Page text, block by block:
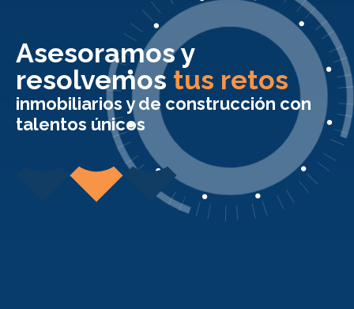
Asesoramos y
resolvemos tus retos
inmobiliarios y de construcción con
talentos únicos